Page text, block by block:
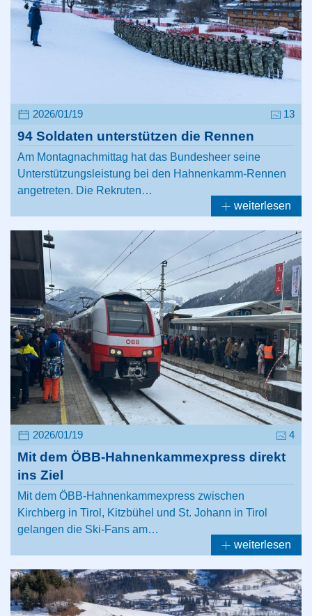
2026/01/19 13
94 Soldaten unterstützen die Rennen
Am Montagnachmittag hat das Bundesheer seine
Unterstützungsleistung bei den Hahnenkamm-Rennen
angetreten. Die Rekruten…
weiterlesen
2026/01/19 4
Mit dem ÖBB-Hahnenkammexpress direkt
ins Ziel
Mit dem ÖBB-Hahnenkammexpress zwischen
Kirchberg in Tirol, Kitzbühel und St. Johann in Tirol
gelangen die Ski-Fans am…
weiterlesen